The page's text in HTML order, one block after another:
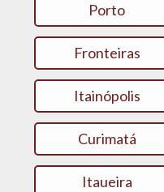
Porto
Fronteiras
Itainópolis
Curimatá
Itaueira